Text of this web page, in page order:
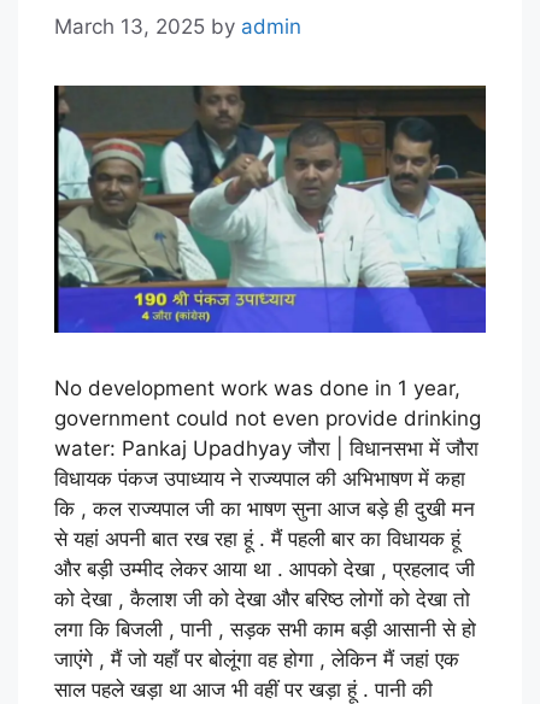
March 13, 2025 by admin
No development work was done in 1 year,
government could not even provide drinking
water: Pankaj Upadhyay जौरा | विधानसभा में जौरा
विधायक पंकज उपाध्याय ने राज्यपाल की अभिभाषण में कहा
कि , कल राज्यपाल जी का भाषण सुना आज बड़े ही दुखी मन
से यहां अपनी बात रख रहा हूं . मैं पहली बार का विधायक हूं
और बड़ी उम्मीद लेकर आया था . आपको देखा , प्रहलाद जी
को देखा , कैलाश जी को देखा और बरिष्ठ लोगों को देखा तो
लगा कि बिजली , पानी , सड़क सभी काम बड़ी आसानी से हो
जाएंगे , मैं जो यहाँ पर बोलूंगा वह होगा , लेकिन मैं जहां एक
साल पहले खड़ा था आज भी वहीं पर खड़ा हूं . पानी की